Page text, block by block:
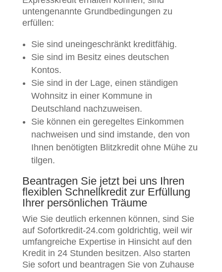
untengenannte Grundbedingungen zu
erfüllen:
Sie sind uneingeschränkt kreditfähig.
Sie sind im Besitz eines deutschen
Kontos.
Sie sind in der Lage, einen ständigen
Wohnsitz in einer Kommune in
Deutschland nachzuweisen.
Sie können ein geregeltes Einkommen
nachweisen und sind imstande, den von
Ihnen benötigten Blitzkredit ohne Mühe zu
tilgen.
Beantragen Sie jetzt bei uns Ihren
flexiblen Schnellkredit zur Erfüllung
Ihrer persönlichen Träume
Wie Sie deutlich erkennen können, sind Sie
auf Sofortkredit-24.com goldrichtig, weil wir
umfangreiche Expertise in Hinsicht auf den
Kredit in 24 Stunden besitzen. Also starten
Sie sofort und beantragen Sie von Zuhause